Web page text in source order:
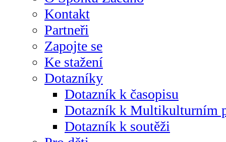
Kontakt
Partneři
Zapojte se
Ke stažení
Dotazníky
Dotazník k časopisu
Dotazník k Multikulturním
Dotazník k soutěži